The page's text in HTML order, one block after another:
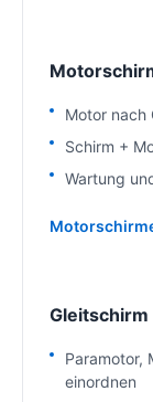
Motor nach
Schirm +
Wartung
Paramotor,
einordnen